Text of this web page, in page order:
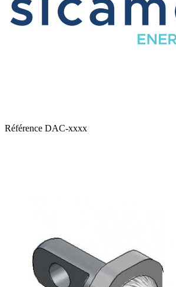
Référence DAC-xxxx